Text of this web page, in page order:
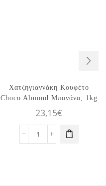
Χατζηγιαννάκη Κουφέτο
Choco Almond Μπανάνα, 1kg
23,15€
Χατζηγιαννάκη